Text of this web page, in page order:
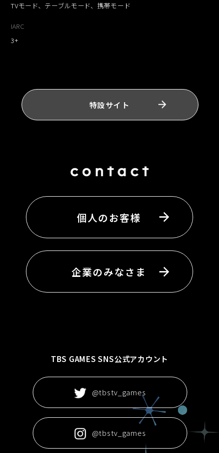
TVモード、テーブルモード、携帯モード
IARC
3+
特設サイト
個人のお客様
企業のみなさま
TBS GAMES SNS公式アカウント
@tbstv_games
@tbstv_games